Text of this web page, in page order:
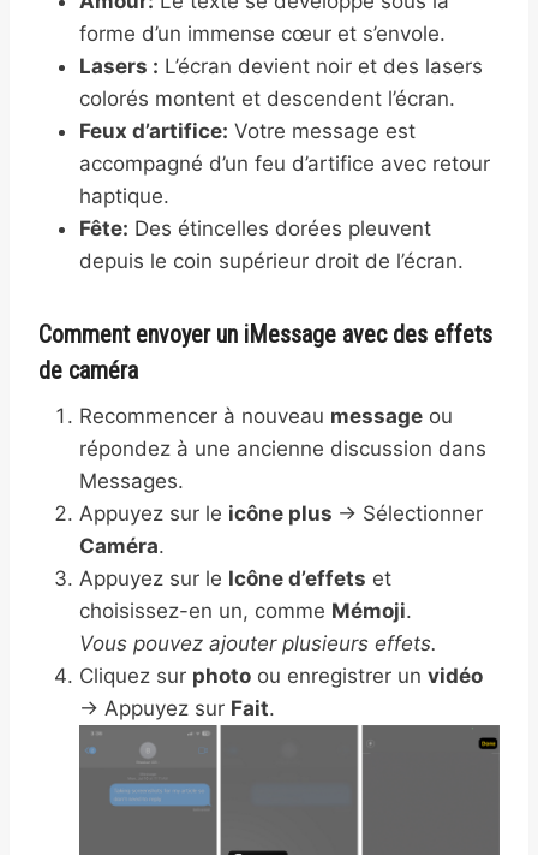
forme d’un immense cœur et s’envole.
Lasers : L’écran devient noir et des lasers
colorés montent et descendent l’écran.
Feux d’artifice: Votre message est
accompagné d’un feu d’artifice avec retour
haptique.
Fête: Des étincelles dorées pleuvent
depuis le coin supérieur droit de l’écran.
Comment envoyer un iMessage avec des effets
de caméra
Recommencer à nouveau message ou
répondez à une ancienne discussion dans
Messages.
Appuyez sur le icône plus → Sélectionner
Caméra.
Appuyez sur le Icône d’effets et
choisissez-en un, comme Mémoji.
Vous pouvez ajouter plusieurs effets.
Cliquez sur photo ou enregistrer un vidéo
→ Appuyez sur Fait.